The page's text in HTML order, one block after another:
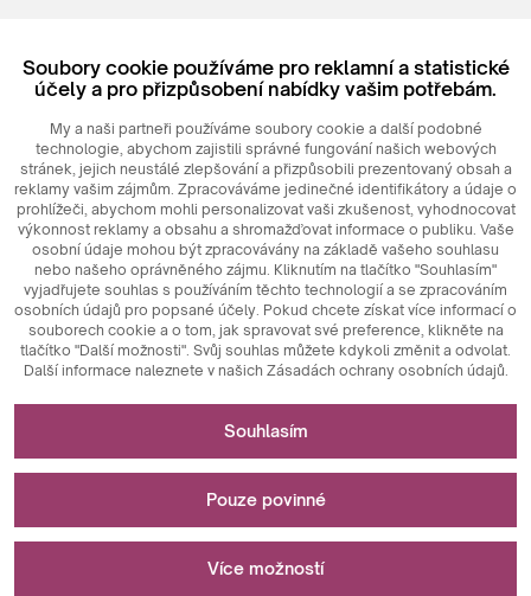
Login
© 2026MAXIM Ceramics Sp. z o. o.
Soubory cookie používáme pro reklamní a statistické
účely a pro přizpůsobení nabídky vašim potřebám.
My a naši partneři používáme soubory cookie a další podobné
technologie, abychom zajistili správné fungování našich webových
stránek, jejich neustálé zlepšování a přizpůsobili prezentovaný obsah a
reklamy vašim zájmům. Zpracováváme jedinečné identifikátory a údaje o
prohlížeči, abychom mohli personalizovat vaši zkušenost, vyhodnocovat
výkonnost reklamy a obsahu a shromažďovat informace o publiku. Vaše
osobní údaje mohou být zpracovávány na základě vašeho souhlasu
nebo našeho oprávněného zájmu. Kliknutím na tlačítko "Souhlasím"
vyjadřujete souhlas s používáním těchto technologií a se zpracováním
osobních údajů pro popsané účely. Pokud chcete získat více informací o
souborech cookie a o tom, jak spravovat své preference, klikněte na
tlačítko "Další možnosti". Svůj souhlas můžete kdykoli změnit a odvolat.
Další informace naleznete v našich Zásadách ochrany osobních údajů.
Nezbytné pro fungování webových stránek
Technicky nezbytné soubory cookie jsou klíčovými prvky,
které zajišťují správné fungování webových stránek. Patří
mezi ně identifikátory relace, které nám umožňují
rozpoznat vás při procházení různých stránek, zajišťují
košíky a přihlašovací relace. Kromě toho soubory cookie
webových stránkách. Jejich hlavním účelem je analyzovat
Souhlasím
Pouze povinné
Více možností